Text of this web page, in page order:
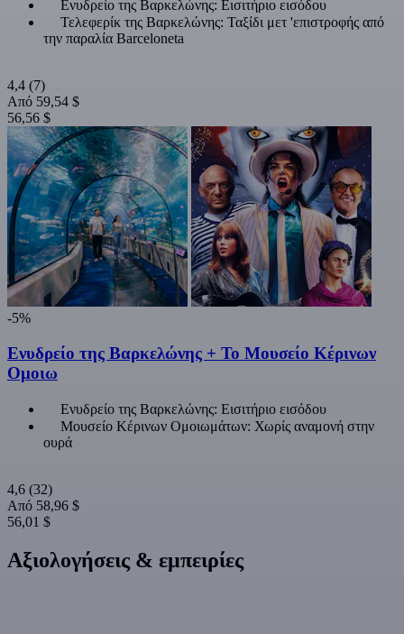
Ενυδρείο της Βαρκελώνης: Εισιτήριο εισόδου
Τελεφερίκ της Βαρκελώνης: Ταξίδι μετ 'επιστροφής από
την παραλία Barceloneta
4,4 (7)
Από 59,54 $
56,56 $
-5%
Ενυδρείο της Βαρκελώνης + Το Μουσείο Κέρινων
Ομοιω
Ενυδρείο της Βαρκελώνης: Εισιτήριο εισόδου
Μουσείο Κέρινων Ομοιωμάτων: Χωρίς αναμονή στην
ουρά
4,6 (32)
Από 58,96 $
56,01 $
Αξιολογήσεις & εμπειρίες